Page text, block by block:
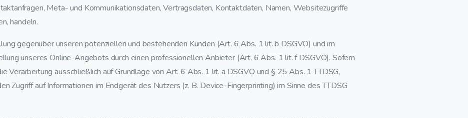
Meta- und Kommunikationsdaten, Vertragsdaten, Kontaktdaten, Namen, Websitezugriffe
handeln.
gegenüber unseren potenziellen und bestehenden Kunden (Art. 6 Abs. 1 lit. b DSGVO) und im
unseres Online-Angebots durch einen professionellen Anbieter (Art. 6 Abs. 1 lit. f DSGVO). Sofern
Verarbeitung ausschließlich auf Grundlage von Art. 6 Abs. 1 lit. a DSGVO und § 25 Abs. 1 TTDSG,
Zugriff auf Informationen im Endgerät des Nutzers (z. B. Device-Fingerprinting) im Sinne des TTDSG